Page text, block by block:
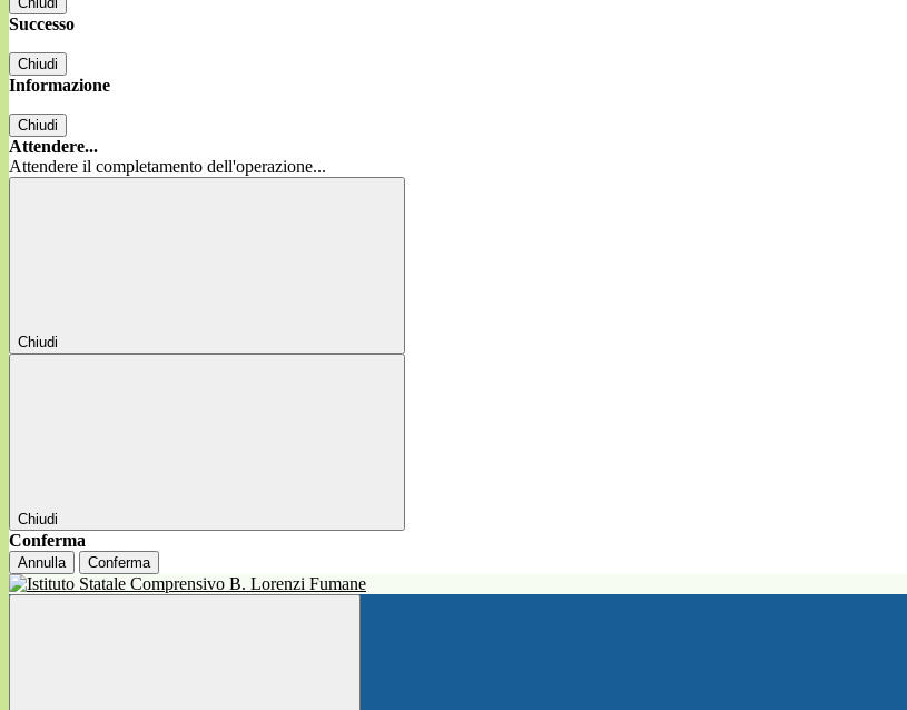
Successo
Chiudi
Informazione
Chiudi
Attendere...
Attendere il completamento dell'operazione...
Chiudi
Chiudi
Conferma
Annulla Conferma